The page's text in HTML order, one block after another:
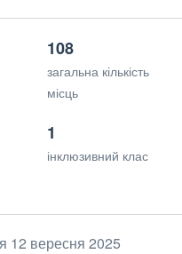
108
загальна кількість
місць
1
інклюзивний клас
12 вересня 2025